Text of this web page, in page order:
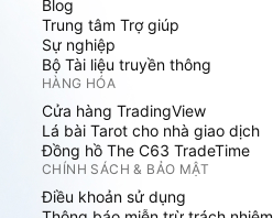
Blog
Trung tâm Trợ giúp
Sự nghiệp
Bộ Tài liệu truyền thông
HÀNG HÓA
Cửa hàng TradingView
Lá bài Tarot cho nhà giao dịch
Đồng hồ The C63 TradeTime
CHÍNH SÁCH & BẢO MẬT
Điều khoản sử dụng